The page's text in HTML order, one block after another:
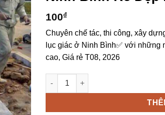
100₫
Chuyên chế tác, thi công, xây
lục giác ở Ninh Bình✅ với
cao, Giá rẻ T08, 2026
Bán và xây dựng, làm Mộ đá lục